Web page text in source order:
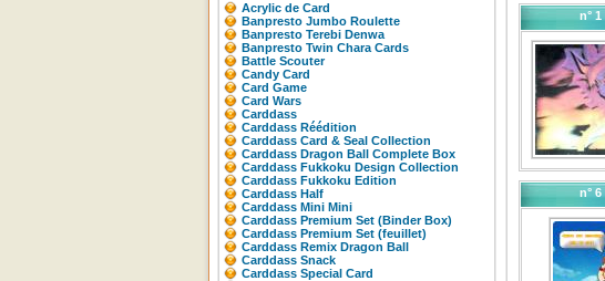
Acrylic de Card
Banpresto Jumbo Roulette
Banpresto Terebi Denwa
Banpresto Twin Chara Cards
Battle Scouter
Candy Card
Card Game
Card Wars
Carddass
Carddass Réédition
Carddass Card & Seal Collection
Carddass Dragon Ball Complete Box
Carddass Fukkoku Design Collection
Carddass Fukkoku Edition
Carddass Half
Carddass Mini Mini
Carddass Premium Set (Binder Box)
Carddass Premium Set (feuillet)
Carddass Remix Dragon Ball
Carddass Snack
Carddass Special Card
n° 1
n° 6